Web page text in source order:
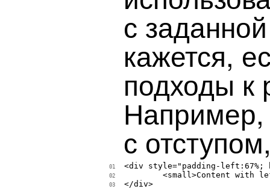
с
кажется,
подходы к
Например,
с
01
02
03
<div style="padding-left:67%;
	<small>Content with left margin</small>
</div>